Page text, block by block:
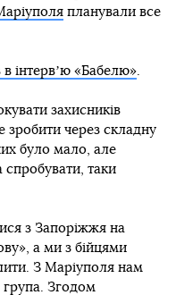
планували все
інтервʼю «Бабелю».
захисників
зробити через складну
було мало, але
спробувати, таки
з Запоріжжя на
а ми з бійцями
З Маріуполя нам
група. Згодом